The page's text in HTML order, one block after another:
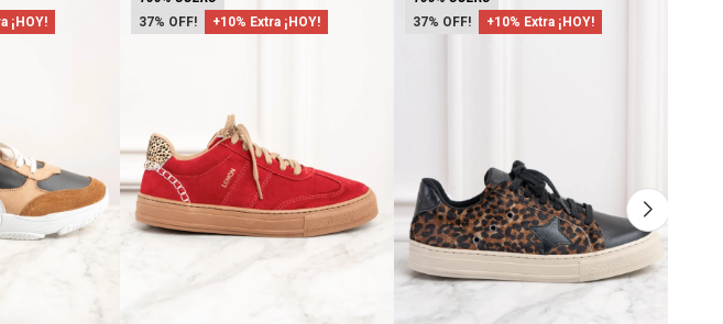
¡HOY! 37 +10% Extra ¡HOY! 37 +10% Extra ¡HOY!